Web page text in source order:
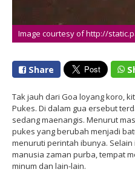
Image courtesy of http://
Share
Tak jauh dari Goa loyang koro,
Pukes. Di dalam gua ersebut
sedang maenangis. Menurut
pukes yang berubah menjadi
menuruti perintah ibunya.
manusia zaman purba, tempat
minum dan lain-lain.